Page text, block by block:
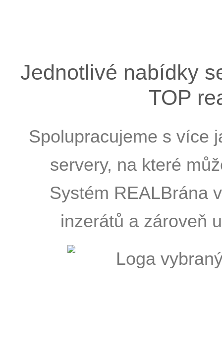
Jednotlivé nabídky
TOP
Spolupracujeme s více
servery, na které
Systém REALBrána
inzerátů a zároveň